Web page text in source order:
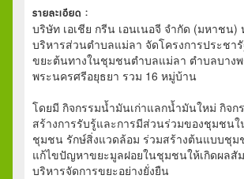
รายละเอียด :
บริษัท เอเชีย กรีน เอนเนอจี จำกัด (มหาชน
บริหารส่วนตำบลแม่ลา จัดโครงการประชา
ขยะต้นทางในชุมชนตำบลแม่ลา ตำบลบาง
พระนครศรีอยุธยา รวม 16 หมู่บ้าน
โดยมี กิจกรรมน้ำมันเก่าแลกน้ำมันใหม่ กิจ
สร้างการรับรู้และการมีส่วนร่วมของชุมชนใ
ชุมชน รักษ์สิ่งแวดล้อม ร่วมสร้างต้นแบบชุ
แก้ไขปัญหาขยะมูลฝอยในชุมชนให้เกิดผลสั
บริหารจัดการขยะอย่างยั่งยืน